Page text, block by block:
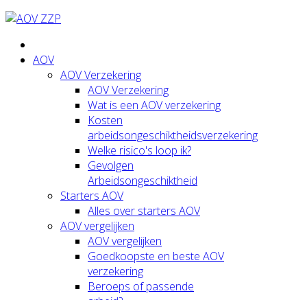
AOV
AOV Verzekering
AOV Verzekering
Wat is een AOV verzekering
Kosten
arbeidsongeschiktheidsverzekering
Welke risico's loop ik?
Gevolgen
Arbeidsongeschiktheid
Starters AOV
Alles over starters AOV
AOV vergelijken
AOV vergelijken
Goedkoopste en beste AOV
verzekering
Beroeps of passende